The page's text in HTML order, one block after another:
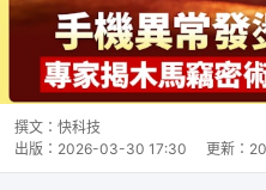
撰文： 快科技
出版： 2026-03-30 17:30 更新：